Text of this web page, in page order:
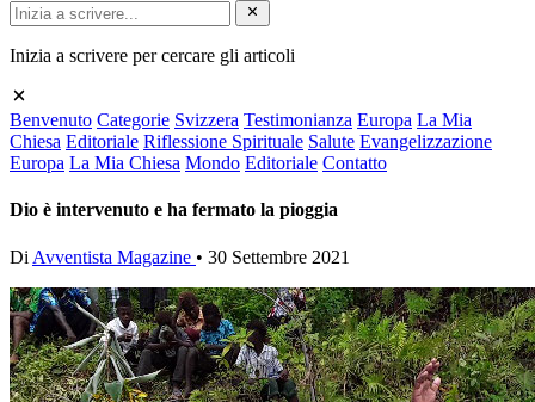
Inizia a scrivere per cercare gli articoli
Benvenuto Categorie Svizzera Testimonianza Europa La Mia
Chiesa Editoriale Riflessione Spirituale Salute Evangelizzazione
Europa La Mia Chiesa Mondo Editoriale Contatto
Dio è intervenuto e ha fermato la pioggia
Di Avventista Magazine • 30 Settembre 2021